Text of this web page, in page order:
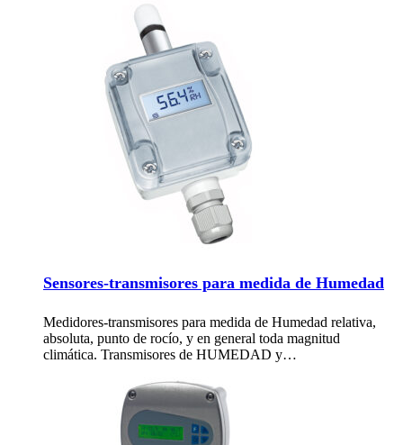
Sensores-transmisores para medida de Humedad
Medidores-transmisores para medida de Humedad relativa,
absoluta, punto de rocío, y en general toda magnitud
climática. Transmisores de HUMEDAD y…